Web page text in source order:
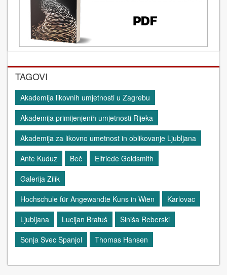
TAGOVI
Akademija likovnih umjetnosti u Zagrebu
Akademija primijenjenih umjetnosti Rijeka
Akademija za likovno umetnost in oblikovanje Ljubljana
Ante Kuduz
Beč
Elfriede Goldsmith
Galerija Zilik
Hochschule für Angewandte Kuns in Wien
Karlovac
Ljubljana
Lucijan Bratuš
Siniša Reberski
Sonja Švec Španjol
Thomas Hansen